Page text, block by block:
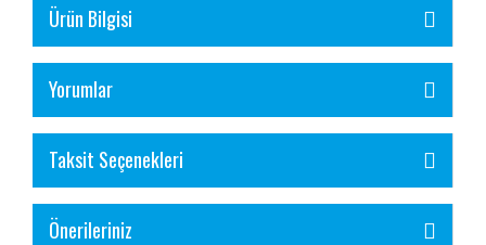
Ürün Bilgisi
Yorumlar
Taksit Seçenekleri
Önerileriniz